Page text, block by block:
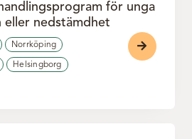
för unga
eller nedstämdhet
Norrköping
Helsingborg